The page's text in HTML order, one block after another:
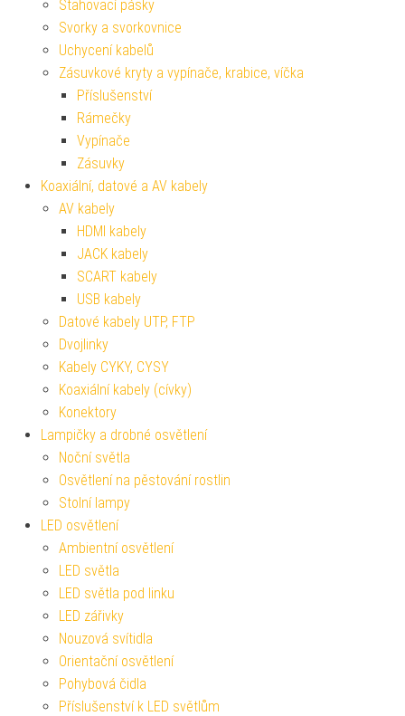
Stahovací pásky
Svorky a svorkovnice
Uchycení kabelů
Zásuvkové kryty a vypínače, krabice, víčka
Příslušenství
Rámečky
Vypínače
Zásuvky
Koaxiální, datové a AV kabely
AV kabely
HDMI kabely
JACK kabely
SCART kabely
USB kabely
Datové kabely UTP, FTP
Dvojlinky
Kabely CYKY, CYSY
Koaxiální kabely (cívky)
Konektory
Lampičky a drobné osvětlení
Noční světla
Osvětlení na pěstování rostlin
Stolní lampy
LED osvětlení
Ambientní osvětlení
LED světla
LED světla pod linku
LED zářivky
Nouzová svítidla
Orientační osvětlení
Pohybová čidla
Příslušenství k LED světlům